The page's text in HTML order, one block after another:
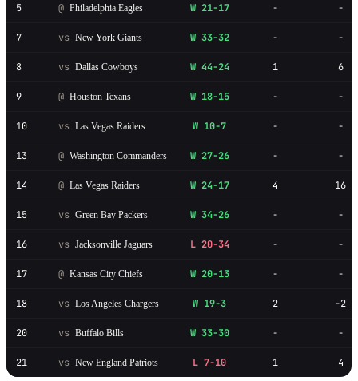
5 @ Philadelphia Eagles W 21-17 - -
7 vs New York Giants W 33-32 - -
8 vs Dallas Cowboys W 44-24 1 6
9 @ Houston Texans W 18-15 - -
10 vs Las Vegas Raiders W 10-7 - -
13 @ Washington Commanders W 27-26 - -
14 @ Las Vegas Raiders W 24-17 4 16
15 vs Green Bay Packers W 34-26 - -
16 vs Jacksonville Jaguars L 20-34 - -
17 @ Kansas City Chiefs W 20-13 - -
18 vs Los Angeles Chargers W 19-3 2 -2
20 vs Buffalo Bills W 33-30 - -
21 vs New England Patriots L 7-10 1 4